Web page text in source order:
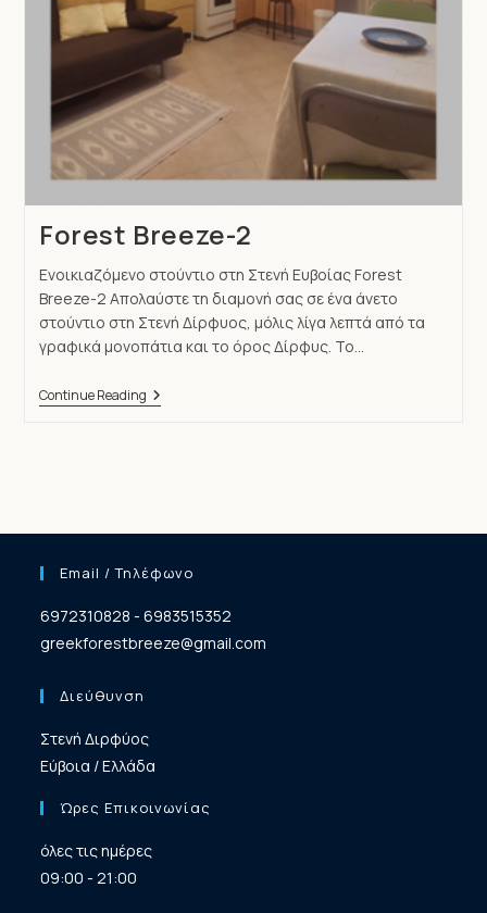
Forest Breeze-2
Ενοικιαζόμενο στούντιο στη Στενή Ευβοίας Forest
Breeze-2 Απολαύστε τη διαμονή σας σε ένα άνετο
στούντιο στη Στενή Δίρφυος, μόλις λίγα λεπτά από τα
γραφικά μονοπάτια και το όρος Δίρφυς. Το…
Continue Reading
Email / Τηλέφωνο
6972310828 - 6983515352
greekforestbreeze@gmail.com
Διεύθυνση
Στενή Διρφύος
Εύβοια / Ελλάδα
Ώρες Επικοινωνίας
όλες τις ημέρες
09:00 - 21:00